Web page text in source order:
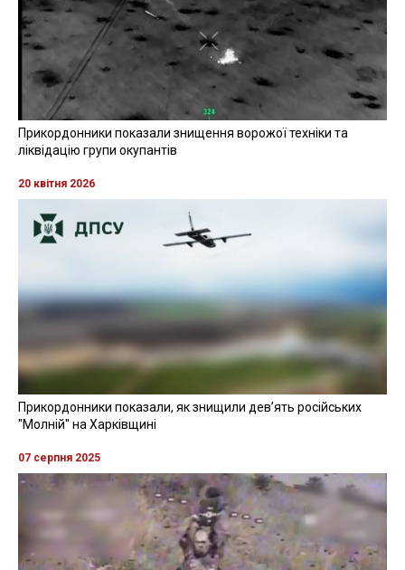
Прикордонники показали знищення ворожої техніки та
ліквідацію групи окупантів
20 квітня 2026
Прикордонники показали, як знищили девʼять російських
"Молній" на Харківщині
07 серпня 2025